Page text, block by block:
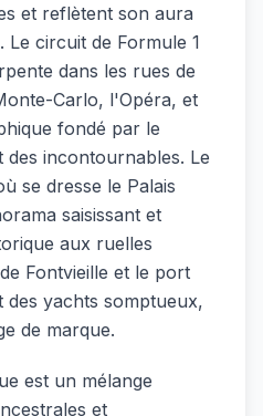
et reflètent son aura
Le circuit de Formule 1
dans les rues de
Carlo, l'Opéra, et
fondé par le
incontournables. Le
se dresse le Palais
saisissant et
aux ruelles
Fontvieille et le port
yachts somptueux,
de marque.
est un mélange
et